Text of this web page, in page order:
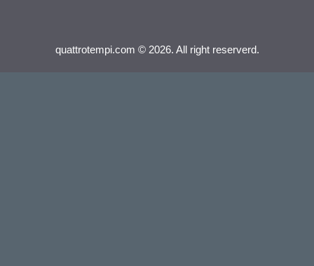
quattrotempi.com © 2026. All right reserverd.